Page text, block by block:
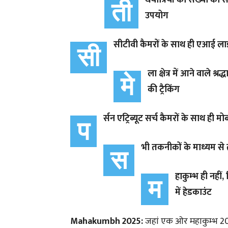
ती
उपयोग
सी सीटीवी कैमरों के साथ ही एआई
मे
ला क्षेत्र में आने वाले
की ट्रैकिंग
प र्सन एट्रिब्यूट सर्च कैमरों के साथ ही
स भी तकनीकों के माध्यम से
म
हाकुम्भ ही
में हेडकाउंट
Mahakumbh 2025:जहां एक ओर महाकुम्भ